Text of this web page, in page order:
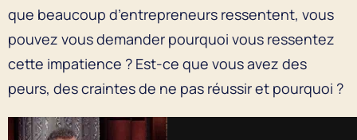
que beaucoup d’entrepreneurs ressentent, vous
pouvez vous demander pourquoi vous ressentez
cette impatience ? Est-ce que vous avez des
peurs, des craintes de ne pas réussir et pourquoi ?